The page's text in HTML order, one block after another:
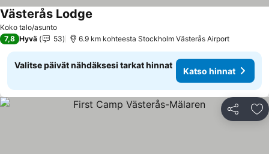
Koko talo/asunto
Västerås Lodge
7,8 Hyvä 53 6.9 km kohteesta Stockholm Västerås Airport
Valitse päivät nähdäksesi tarkat hinnat
Katso hinnat
Jaa